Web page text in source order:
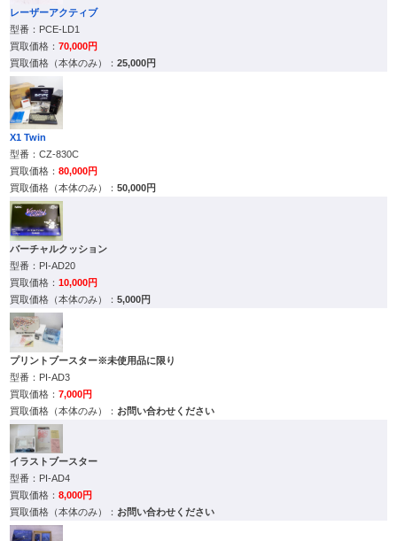
レーザーアクティブ
PCE-LD1
70,000円
25,000円
X1 Twin
CZ-830C
80,000円
50,000円
バーチャルクッション
PI-AD20
10,000円
5,000円
プリントブースター※未使用品に限り
PI-AD3
7,000円
お問い合わせください
イラストブースター
PI-AD4
8,000円
お問い合わせください